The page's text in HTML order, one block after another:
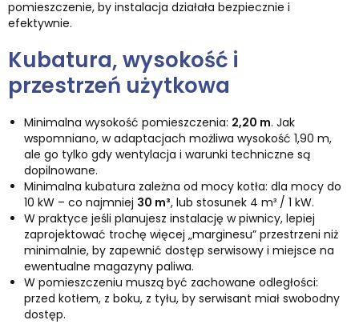
pomieszczenie, by instalacja działała bezpiecznie i
efektywnie.
Kubatura, wysokość i
przestrzeń użytkowa
Minimalna wysokość pomieszczenia: 2,20 m. Jak
wspomniano, w adaptacjach możliwa wysokość 1,90 m,
ale go tylko gdy wentylacja i warunki techniczne są
dopilnowane.
Minimalna kubatura zależna od mocy kotła: dla mocy do
10 kW – co najmniej 30 m³, lub stosunek 4 m³ / 1 kW.
W praktyce jeśli planujesz instalację w piwnicy, lepiej
zaprojektować trochę więcej „marginesu” przestrzeni niż
minimalnie, by zapewnić dostęp serwisowy i miejsce na
ewentualne magazyny paliwa.
W pomieszczeniu muszą być zachowane odległości:
przed kotłem, z boku, z tyłu, by serwisant miał swobodny
dostęp.